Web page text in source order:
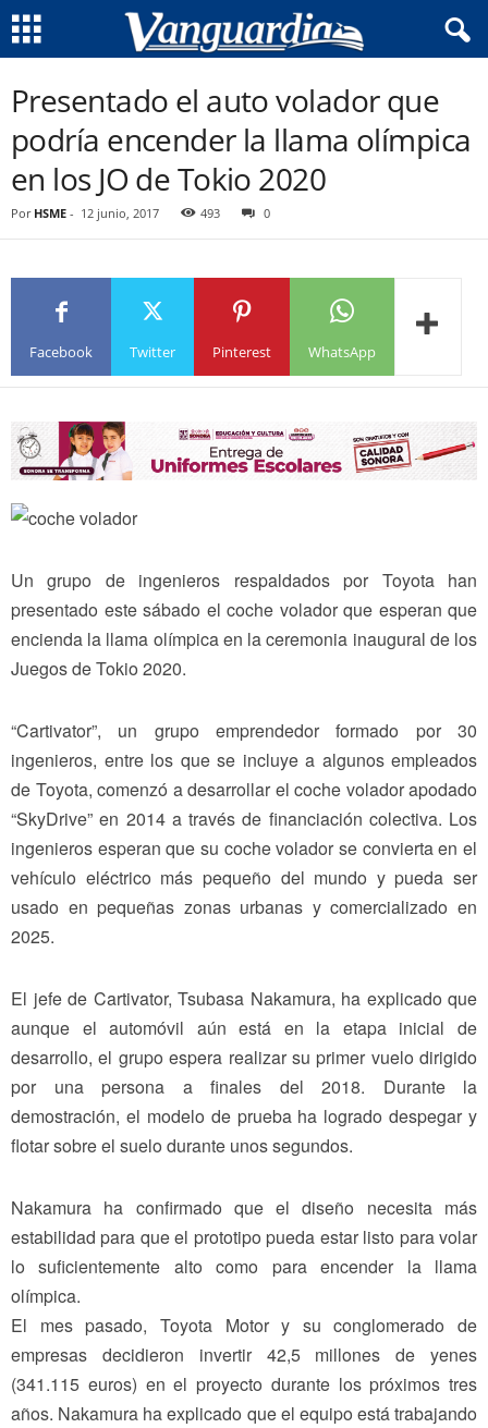
Presentado el auto volador que
podría encender la llama olímpica
en los JO de Tokio 2020
Por HSME - 12 junio, 2017 493 0
Facebook Twitter Pinterest WhatsApp
Un grupo de ingenieros respaldados por Toyota han
presentado este sábado el coche volador que esperan que
encienda la llama olímpica en la ceremonia inaugural de los
Juegos de Tokio 2020.
“Cartivator”, un grupo emprendedor formado por 30
ingenieros, entre los que se incluye a algunos empleados
de Toyota, comenzó a desarrollar el coche volador apodado
“SkyDrive” en 2014 a través de financiación colectiva. Los
ingenieros esperan que su coche volador se convierta en el
vehículo eléctrico más pequeño del mundo y pueda ser
usado en pequeñas zonas urbanas y comercializado en
2025.
El jefe de Cartivator, Tsubasa Nakamura, ha explicado que
aunque el automóvil aún está en la etapa inicial de
desarrollo, el grupo espera realizar su primer vuelo dirigido
por una persona a finales del 2018. Durante la
demostración, el modelo de prueba ha logrado despegar y
flotar sobre el suelo durante unos segundos.
Nakamura ha confirmado que el diseño necesita más
estabilidad para que el prototipo pueda estar listo para volar
lo suficientemente alto como para encender la llama
olímpica.
El mes pasado, Toyota Motor y su conglomerado de
empresas decidieron invertir 42,5 millones de yenes
(341.115 euros) en el proyecto durante los próximos tres
años. Nakamura ha explicado que el equipo está trabajando